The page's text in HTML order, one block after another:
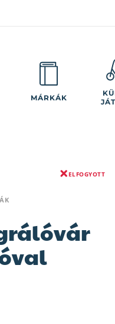
MÁRKÁK
ELFOGYOTT